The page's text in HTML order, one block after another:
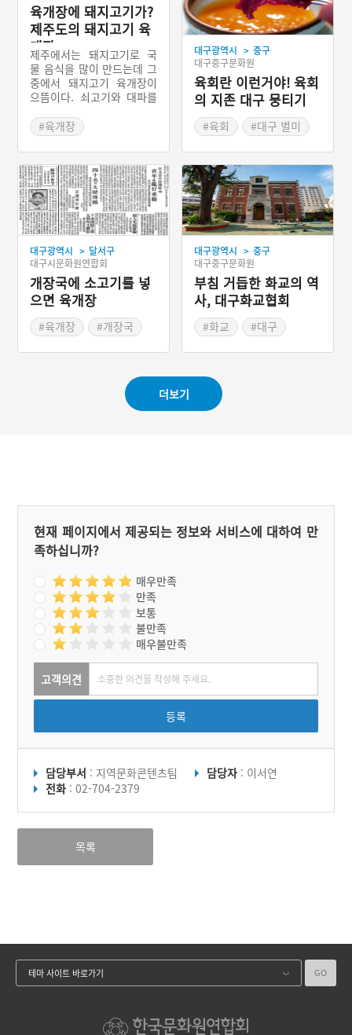
육개장에 돼지고기가?
제주도의 돼지고기 육
개장
제주에서는 돼지고기로 국
물 음식을 많이 만드는데 그
중에서 돼지고기 육개장이
으뜸이다. 쇠고기와 대파를
지방의 육개장과는 달리 제
주도의 육개장은 돼지고기
와 고사리를 주재료로 하여
만든다. 고사리 육개장 또는
돼지고기 육개장이라고도
불린다.
#육개장
#제주 가볼만한곳
대구광역시 > 중구
대구중구문화원
육회란 이런거야! 육회
의 지존 대구 뭉티기
#육회
#대구 별미
대구광역시 > 달서구
대구시문화원연합회
개장국에 소고기를 넣
으면 육개장
#육개장
#개장국
대구광역시 > 중구
대구중구문화원
부침 거듭한 화교의 역
사, 대구화교협회
#화교
#대구
더보기
현재 페이지에서 제공되는 정보와 서비스에 대하여 만
족하십니까?
매우만족
만족
보통
불만족
매우불만족
고객의견
등록
담당부서 : 지역문화콘텐츠팀 담당자 : 이서연
전화 : 02-704-2379
목록
테마 사이트 바로가기 GO